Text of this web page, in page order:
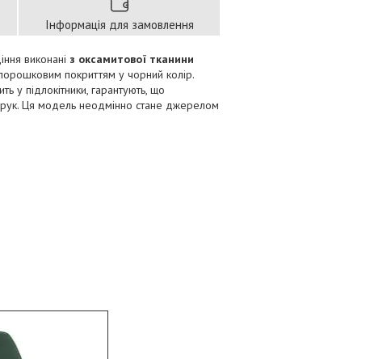
Інформація для замовлення
виконані з оксамитової тканини
покриттям у чорний колір.
у підлокітники, гарантують, що
Ця модель неодмінно стане джерелом